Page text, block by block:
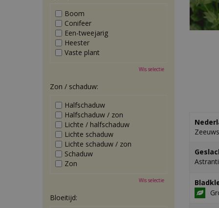
Boom
Conifeer
Een-tweejarig
Heester
Vaste plant
Wis selectie
Zon / schaduw:
Halfschaduw
Halfschaduw / zon
Lichte / halfschaduw
Lichte schaduw
Lichte schaduw / zon
Schaduw
Zon
Wis selectie
Bloeitijd: